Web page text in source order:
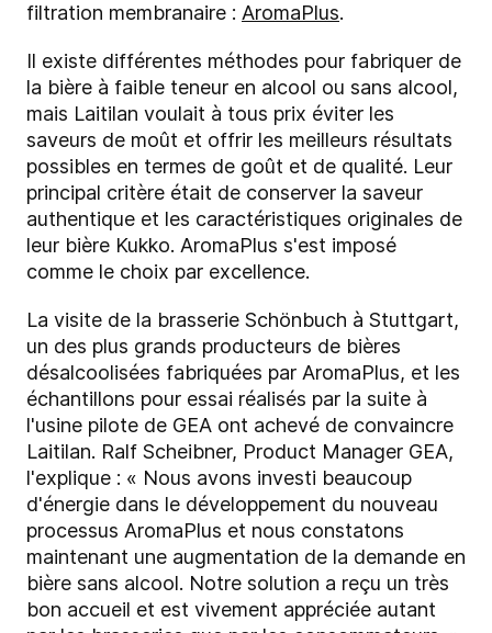
filtration membranaire : AromaPlus.
Il existe différentes méthodes pour fabriquer de
la bière à faible teneur en alcool ou sans alcool,
mais Laitilan voulait à tous prix éviter les
saveurs de moût et offrir les meilleurs résultats
possibles en termes de goût et de qualité. Leur
principal critère était de conserver la saveur
authentique et les caractéristiques originales de
leur bière Kukko. AromaPlus s'est imposé
comme le choix par excellence.
La visite de la brasserie Schönbuch à Stuttgart,
un des plus grands producteurs de bières
désalcoolisées fabriquées par AromaPlus, et les
échantillons pour essai réalisés par la suite à
l'usine pilote de GEA ont achevé de convaincre
Laitilan. Ralf Scheibner, Product Manager GEA,
l'explique : « Nous avons investi beaucoup
d'énergie dans le développement du nouveau
processus AromaPlus et nous constatons
maintenant une augmentation de la demande en
bière sans alcool. Notre solution a reçu un très
bon accueil et est vivement appréciée autant